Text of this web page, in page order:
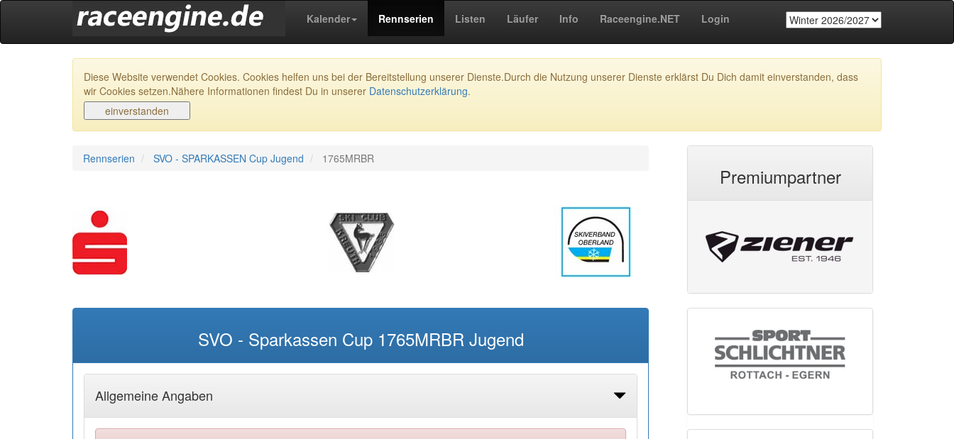
Kalender Rennserien Listen Läufer Info Raceengine.NET Login
Diese Website verwendet Cookies. Cookies helfen uns bei der Bereitstellung unserer Dienste.Durch die Nutzung unserer Dienste erklärst Du Dich damit einverstanden, dass
wir Cookies setzen.Nähere Informationen findest Du in unserer Datenschutzerklärung.
Rennserien SVO - SPARKASSEN Cup Jugend 1765MRBR
Premiumpartner
SVO - Sparkassen Cup 1765MRBR Jugend
Allgemeine Angaben